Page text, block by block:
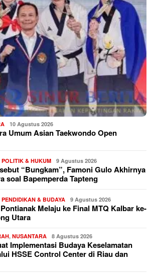
10 Agustus 2026
Umum Asian Taekwondo Open
POLITIK & HUKUM 9 Agustus 2026
“Bungkam”, Famoni Gulo Akhirnya
soal Bapemperda Tapteng
PENDIDIKAN & BUDAYA 9 Agustus 2026
Melaju ke Final MTQ Kalbar ke-
Utara
, NUSANTARA 8 Agustus 2026
Implementasi Budaya Keselamatan
HSSE Control Center di Riau dan